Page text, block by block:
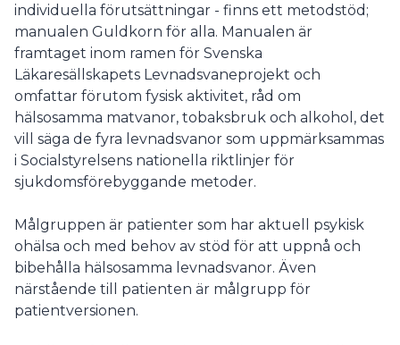
individuella förutsättningar - finns ett metodstöd;
manualen Guldkorn för alla. Manualen är
framtaget inom ramen för Svenska
Läkaresällskapets Levnadsvaneprojekt och
omfattar förutom fysisk aktivitet, råd om
hälsosamma matvanor, tobaksbruk och alkohol, det
vill säga de fyra levnadsvanor som uppmärksammas
i Socialstyrelsens nationella riktlinjer för
sjukdomsförebyggande metoder.
Målgruppen är patienter som har aktuell psykisk
ohälsa och med behov av stöd för att uppnå och
bibehålla hälsosamma levnadsvanor. Även
närstående till patienten är målgrupp för
patientversionen.